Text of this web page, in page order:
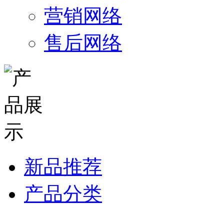
营销网络
售后网络
新品推荐
产品分类